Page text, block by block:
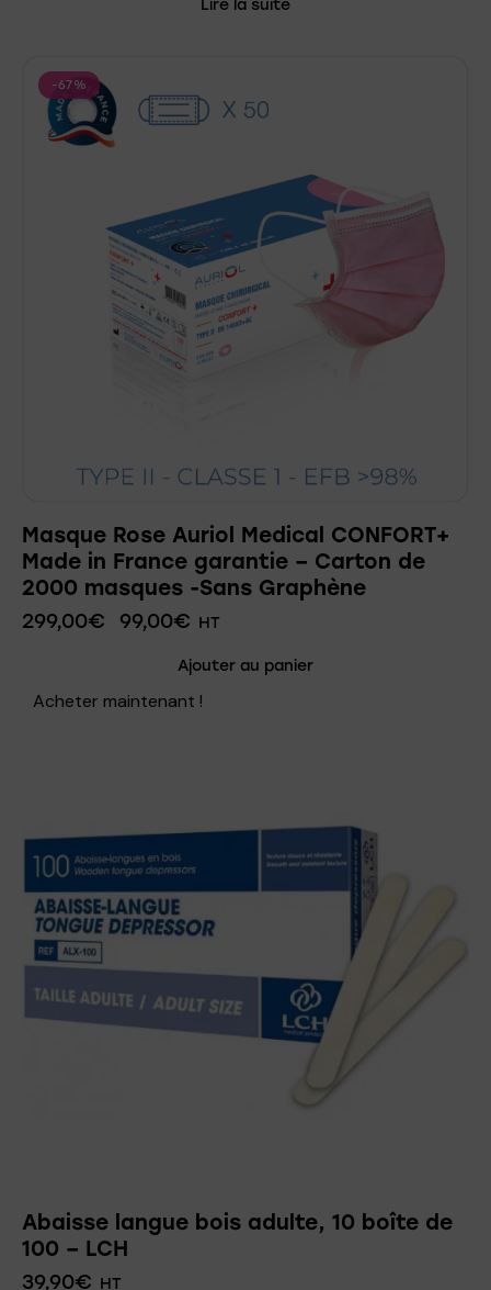
Lire la suite
-67%
Masque Rose Auriol Medical CONFORT+
Made in France garantie – Carton de
2000 masques -Sans Graphène
299,00€ 99,00€ HT
Ajouter au panier
Acheter maintenant !
Abaisse langue bois adulte, 10 boîte de
100 – LCH
39,90€ HT